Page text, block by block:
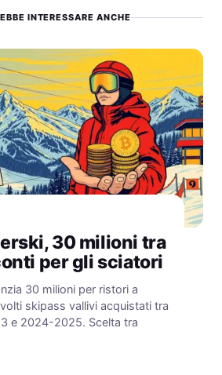
INTERESSARE ANCHE
30 milioni tra
per gli sciatori
30 milioni per ristori a
skipass vallivi acquistati tra
e 2024-2025. Scelta tra